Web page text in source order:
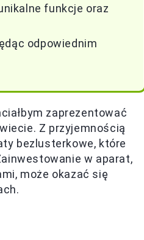
funkcje oraz
odpowiednim
zaprezentować
Z przyjemnością
bezlusterkowe, które
w aparat,
może okazać się